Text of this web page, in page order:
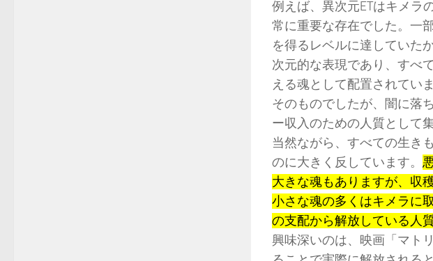
例えば、異次元ETはキメラ
常に重要な存在でした。一
を得るレベルに達していた
次元的な表現であり、すべ
える魂として配置されてい
そのものでしたが、闇に落
ー収入のための人質として
当然ながら、すべての生き
のに大きく反しています。
大きな魂もありますが、収
小さな魂の多くはキメラに
の支配から解放している人
興味深いのは、映画「マト